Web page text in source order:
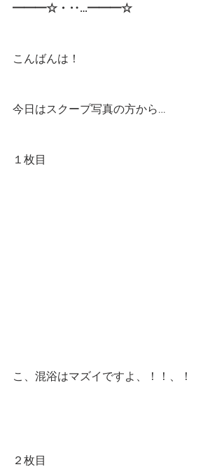
━━━☆・‥…━━━☆
こんばんは！
今日はスクープ写真の方から…
１枚目
こ、混浴はマズイですよ、！！、！
２枚目